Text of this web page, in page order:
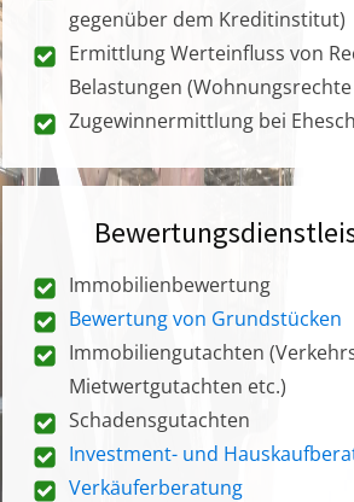
gegenüber dem Kreditinstitut)
Ermittlung Werteinfluss von
Belastungen (Wohnungsrechte
Zugewinnermittlung bei
Immobilienbewertung
Bewertung von Grundstücken
Immobiliengutachten
Mietwertgutachten etc.)
Schadensgutachten
Investment- und
Verkäuferberatung